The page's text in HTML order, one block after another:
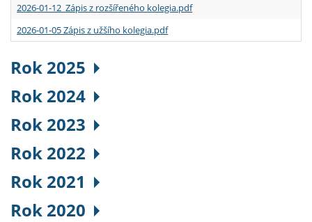
2026-01-12 Zápis z rozšířeného kolegia.pdf
2026-01-05 Zápis z užšího kolegia.pdf
Rok 2025
Rok 2024
Rok 2023
Rok 2022
Rok 2021
Rok 2020